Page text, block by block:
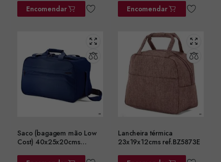
Encomendar
Encomendar
Saco (bagagem mão Low
Cost) 40x25x20cms
Lancheira térmica
23x19x12cms ref.BZ5873E